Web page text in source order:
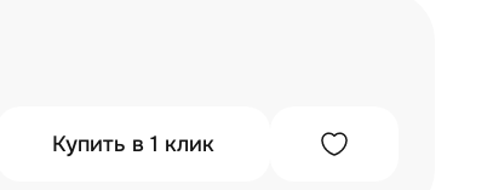
Купить в 1 клик